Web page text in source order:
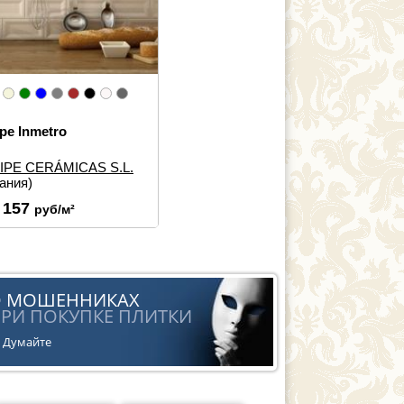
Inmetro
7.5×15
CERÁMICAS S.L.
руб/м²
МОШЕННИКАХ
ПОКУПКЕ ПЛИТКИ
Думайте